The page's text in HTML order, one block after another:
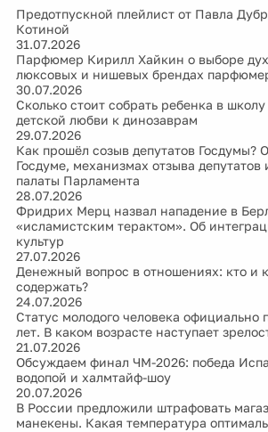
Предотпускной плейлист от Павла
Котиной
31.07.2026
Парфюмер Кирилл Хайкин о выборе
люксовых и нишевых брендах
30.07.2026
Сколько стоит собрать ребенка в
детской любви к динозаврам
29.07.2026
Как прошёл созыв депутатов Госдумы?
Госдуме, механизмах отзыва
палаты Парламента
28.07.2026
Фридрих Мерц назвал нападение в
«исламистским терактом». Об
культур
27.07.2026
Денежный вопрос в отношениях: кто и
содержать?
24.07.2026
Статус молодого человека официально
лет. В каком возрасте наступает
21.07.2026
Обсуждаем финал ЧМ-2026: победа
водопой и халмтайф-шоу
20.07.2026
В России предложили штрафовать
манекены. Какая температура